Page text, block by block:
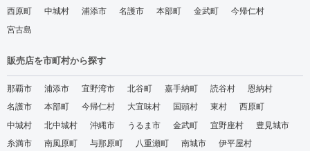
西原町
中城村 浦添市 名護市 本部町 金武町
今帰仁村
宮古島
販売店を市町村から探す
那覇市 浦添市 宜野湾市 北谷町 嘉手納町 読谷村
恩納村
名護市
本部町 今帰仁村 大宜味村 国頭村 東村
西原町
中城村
北中城村 沖縄市 うるま市 金武町 宜野座村
豊見城市
糸満市
南風原町 与那原町 八重瀬町 南城市
伊平屋村